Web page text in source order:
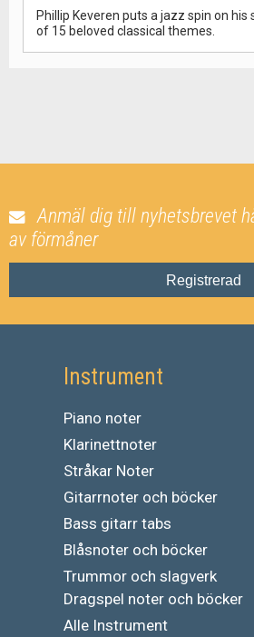
Phillip Keveren puts a jazz spin on
of 15 beloved classical themes.
Anmäl dig till nyhetsbrevet
av förmåner
Registrerad
Instrument
Piano noter
Klarinettnoter
Stråkar Noter
Gitarrnoter och böcker
Bass gitarr tabs
Blåsnoter och böcker
Trummor och slagverk
Dragspel noter och böcker
Alle Instrument